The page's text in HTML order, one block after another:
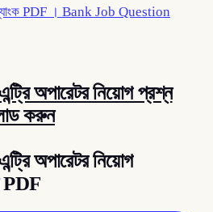
PDF । Bank Job Question
অপারেটর নিয়োগ প্রশ্ন
করুন
অপারেটর নিয়োগ
PDF